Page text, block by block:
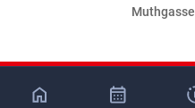
NaN%